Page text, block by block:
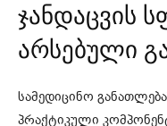
ჯანდაცვის
არსებული
სამედიცინო
პრაქტიკული